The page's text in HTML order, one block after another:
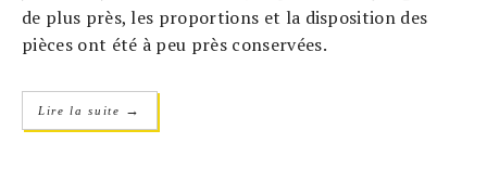
de plus près, les proportions et la disposition des
pièces ont été à peu près conservées.
Lire la suite →